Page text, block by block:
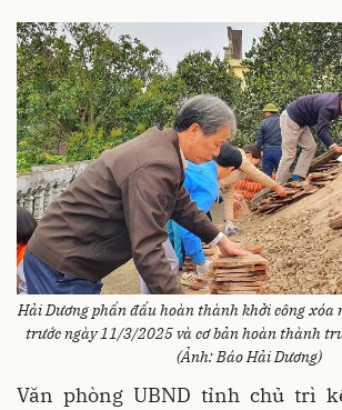
Hải Dương phấn đấu hoàn thành khởi công
trước ngày 11/3/2025 và cơ bản hoàn thành
(Ảnh: Báo Hải Dương)
Văn phòng UBND tỉnh chủ trì